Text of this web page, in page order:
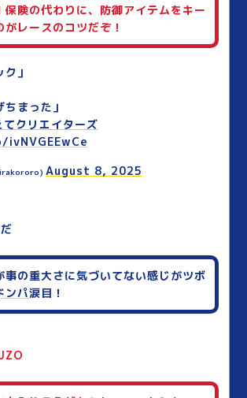
保険の代わりに、防御アイテムをキー
がレースのコツだぞ！
」
ちまった」
クリエイターズ
August 8, 2025
事の重大さに気づいてない感じがツボ
ンパ涙目！